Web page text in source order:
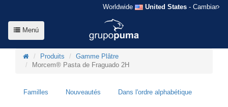
Worldwide United States - Cambiar
Menú
Produits
Gamme Plâtre
Morcem® Pasta de Fraguado 2H
Familles Nouveautés Dans l'ordre alphabétique